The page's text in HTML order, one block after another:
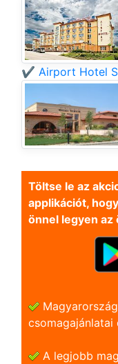
✔️ Airport Hotel
Töltse le az
applikációt,
önnel legyen az
csomagajánlatai
A legjobb